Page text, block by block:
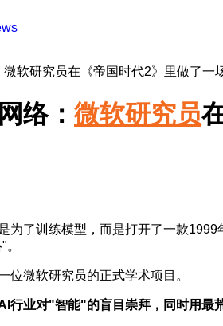
络： 微软研究员
为了训练模型，而是打开了一款
位微软研究员的正式学术项目。
行业对"智能"的盲目崇拜，同时用最